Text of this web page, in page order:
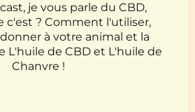
je vous parle du CBD,
c'est ? Comment l'utiliser,
à votre animal et la
L'huile de CBD et L'huile de
Chanvre !